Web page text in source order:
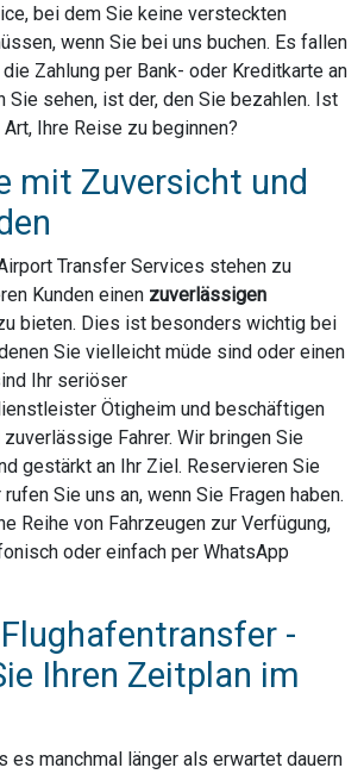
bei dem Sie keine versteckten
wenn Sie bei uns buchen. Es fallen
Zahlung per Bank- oder Kreditkarte an
Sie sehen, ist der, den Sie bezahlen. Ist
Ihre Reise zu beginnen?
mit Zuversicht und
Transfer Services stehen zu
Kunden einen zuverlässigen
bieten. Dies ist besonders wichtig bei
Sie vielleicht müde sind oder einen
Ihr seriöser
Ötigheim und beschäftigen
Fahrer. Wir bringen Sie
gestärkt an Ihr Ziel. Reservieren Sie
Sie uns an, wenn Sie Fragen haben.
Reihe von Fahrzeugen zur Verfügung,
oder einfach per WhatsApp
-
Ihren Zeitplan im
es manchmal länger als erwartet dauern